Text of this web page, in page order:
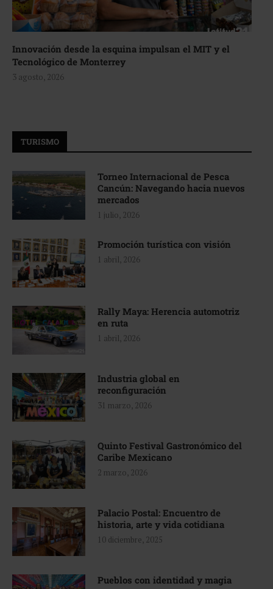
Innovación desde la esquina impulsan el MIT y el
Tecnológico de Monterrey
3 agosto, 2026
TURISMO
Torneo Internacional de Pesca
Cancún: Navegando hacia nuevos
mercados
1 julio, 2026
Promoción turística con visión
1 abril, 2026
Rally Maya: Herencia automotriz
en ruta
1 abril, 2026
Industria global en
reconfiguración
31 marzo, 2026
Quinto Festival Gastronómico del
Caribe Mexicano
2 marzo, 2026
Palacio Postal: Encuentro de
historia, arte y vida cotidiana
10 diciembre, 2025
Pueblos con identidad y magia